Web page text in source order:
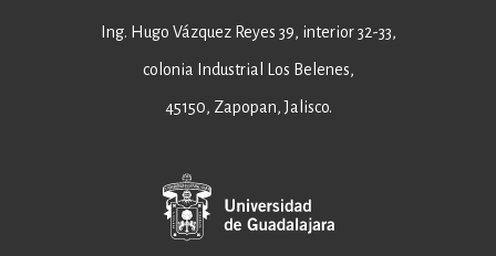
Ing. Hugo Vázquez Reyes 39, interior 32-33,
colonia Industrial Los Belenes,
45150, Zapopan, Jalisco.